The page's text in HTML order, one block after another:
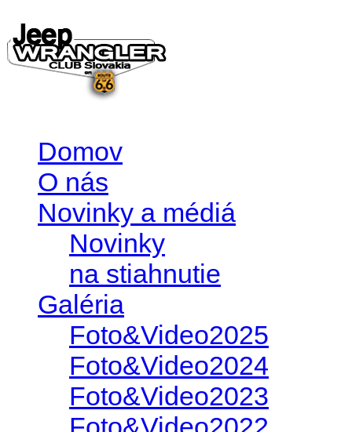
Domov
O nás
Novinky a médiá
Novinky
na stiahnutie
Galéria
Foto&Video2025
Foto&Video2024
Foto&Video2023